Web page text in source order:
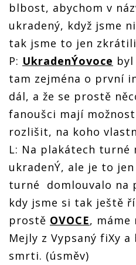
blbost, abychom v
ukradený, když jsme
tak jsme to jen
P: UkradenÝovoce
tam zejména o první
dál, a že se prostě
fanoušci mají
rozlišit, na koho
L: Na plakátech turné
ukradenÝ, ale je to
turné domlouvalo na
kdy jsme si tak ještě
prostě OVOCE, máme
Mejly z Vypsaný fiXy a
smrti. (úsměv)